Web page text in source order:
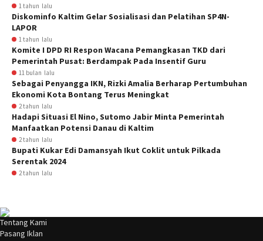
1 tahun lalu
Diskominfo Kaltim Gelar Sosialisasi dan Pelatihan SP4N-
LAPOR
1 tahun lalu
Komite I DPD RI Respon Wacana Pemangkasan TKD dari
Pemerintah Pusat: Berdampak Pada Insentif Guru
11 bulan lalu
Sebagai Penyangga IKN, Rizki Amalia Berharap Pertumbuhan
Ekonomi Kota Bontang Terus Meningkat
2 tahun lalu
Hadapi Situasi El Nino, Sutomo Jabir Minta Pemerintah
Manfaatkan Potensi Danau di Kaltim
2 tahun lalu
Bupati Kukar Edi Damansyah Ikut Coklit untuk Pilkada
Serentak 2024
2 tahun lalu
Tentang Kami
Pasang Iklan